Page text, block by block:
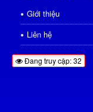
Giới thiệu
Liên hệ
Đang truy cập: 32